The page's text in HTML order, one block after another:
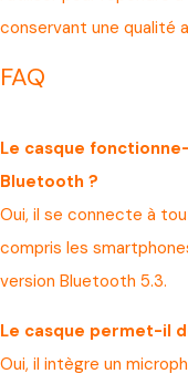
conservant une qualité
FAQ
Le casque
Bluetooth ?
Oui, il se connecte à
compris les
version Bluetooth 5.3.
Le casque permet-il
Oui, il intègre un